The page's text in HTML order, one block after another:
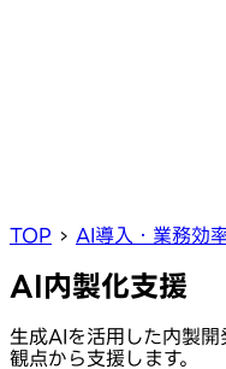
TOP › AI導入・業務効
AI内製化支援
生成AIを活用した内製
観点から支援します。